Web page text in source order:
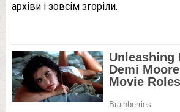
архіви і зовсім згоріли.